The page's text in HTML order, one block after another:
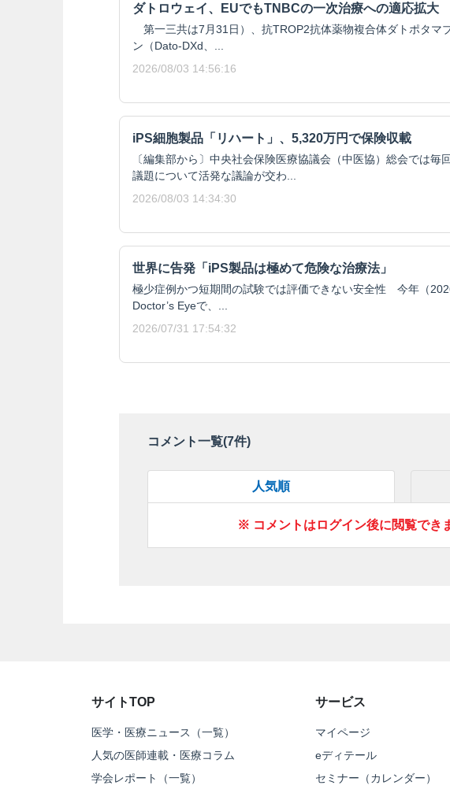
ダトロウェイ、EUでもTNBCの一次治療への適応拡大
第一三共は7月31日）、抗TROP2抗体薬物複合体ダトポタマ
ン（Dato-DXd、...
2026/08/03 14:56:16
iPS細胞製品「リハート」、5,320万円で保険収載
〔編集部から〕中央社会保険医療協議会（中医協）総会では毎
議題について活発な議論が交わ...
2026/08/03 14:34:30
世界に告発「iPS製品は極めて危険な治療法」
極少症例かつ短期間の試験では評価できない安全性 今年（
Doctor’s Eyeで、...
2026/07/31 17:54:32
コメント一覧(7件)
人気順
※ コメントはログイン後に閲覧でき
サイトTOP
医学・医療ニュース（一覧）
人気の医師連載・医療コラム
学会レポート（一覧）
サービス
マイページ
eディテール
セミナー（カレンダー）